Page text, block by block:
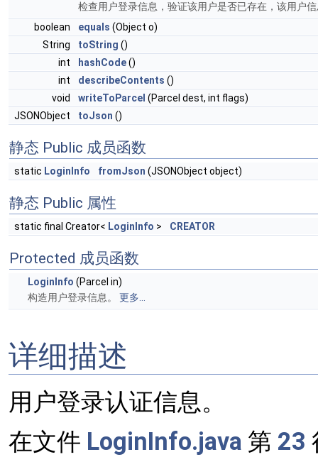
检查用户登录信息，验证该用户是否已存在，该用户
boolean
equals (Object o)
String
toString ()
int
hashCode()
int
describeContents ()
void
writeToParcel (Parcel dest, int flags)
JSONObject
toJson ()
静态 Public 成员函数
static LoginInfo fromJson (JSONObject object)
静态 Public 属性
static final Creator< LoginInfo > CREATOR
Protected 成员函数
LoginInfo (Parcel in)
构造用户登录信息。 更多...
详细描述
用户登录认证信息。
在文件 LoginInfo.java 第 23